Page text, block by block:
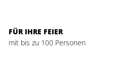
FÜR IHRE FEIER
mit bis zu 100 Personen